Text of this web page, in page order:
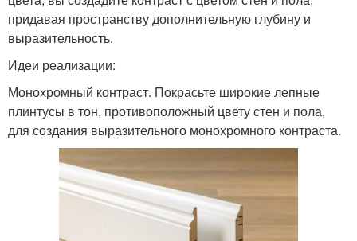
придавая пространству дополнительную глубину и
выразительность.
Идеи реализации:
Монохромный контраст. Покрасьте широкие лепные
плинтусы в тон, противоположный цвету стен и пола,
для создания выразительного монохромного контраста.